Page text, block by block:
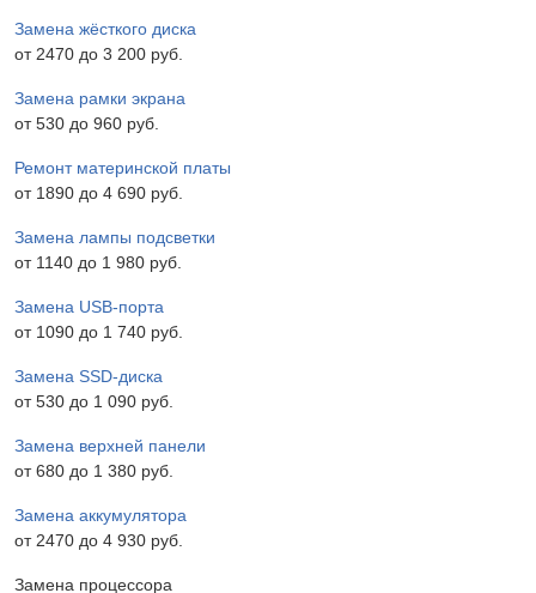
Замена жёсткого диска
от 2470 до 3 200 pyб.
Замена рамки экрана
от 530 до 960 pyб.
Ремонт материнской платы
от 1890 до 4 690 pyб.
Замена лампы подсветки
от 1140 до 1 980 pyб.
Замена USB-порта
от 1090 до 1 740 pyб.
Замена SSD-диска
от 530 до 1 090 pyб.
Замена верхней панели
от 680 до 1 380 pyб.
Замена аккумулятора
от 2470 до 4 930 pyб.
Замена процессора